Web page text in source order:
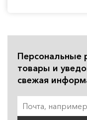
Персональные
товары и
свежая